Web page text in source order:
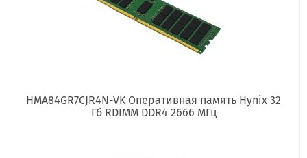
HMA84GR7CJR4N-VK Оперативная память Hynix 32
Гб RDIMM DDR4 2666 МГц